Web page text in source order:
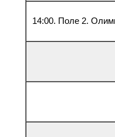
14:00. Поле 2.